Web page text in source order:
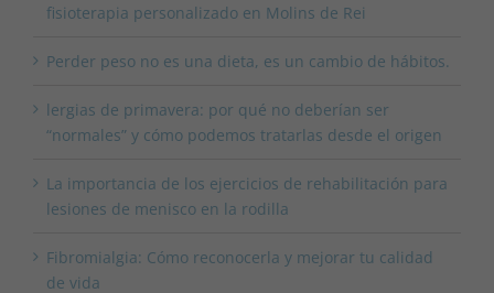
fisioterapia personalizado en Molins de Rei
Perder peso no es una dieta, es un cambio de hábitos.
lergias de primavera: por qué no deberían ser
“normales” y cómo podemos tratarlas desde el origen
La importancia de los ejercicios de rehabilitación para
lesiones de menisco en la rodilla
Fibromialgia: Cómo reconocerla y mejorar tu calidad
de vida